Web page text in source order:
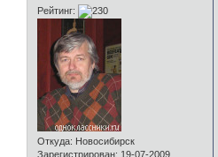
Рейтинг:
Откуда: Новосибирск
Зарегистрирован: 19-07-2009